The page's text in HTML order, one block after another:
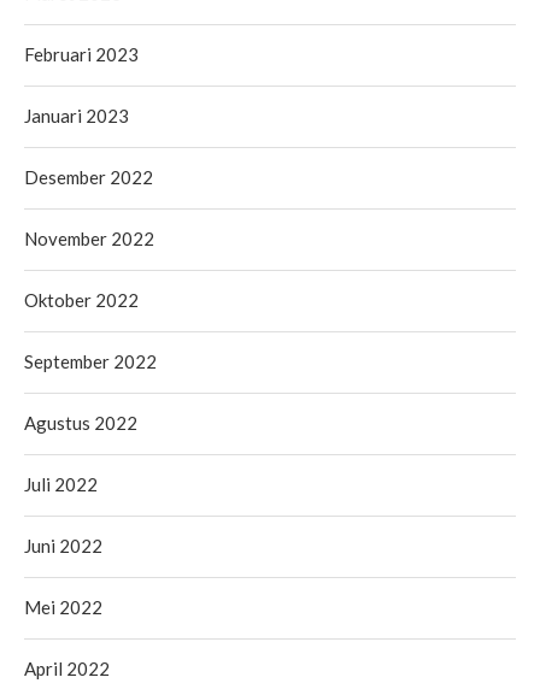
Februari 2023
Januari 2023
Desember 2022
November 2022
Oktober 2022
September 2022
Agustus 2022
Juli 2022
Juni 2022
Mei 2022
April 2022